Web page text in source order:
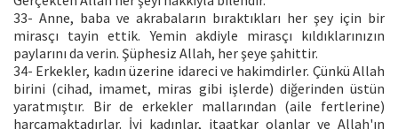
33- Anne, baba ve akrabaların bıraktıkları her şey için bir
mirasçı tayin ettik. Yemin akdiyle mirasçı kıldıklarınızın
paylarını da verin. Şüphesiz Allah, her şeye şahittir.
34- Erkekler, kadın üzerine idareci ve hakimdirler. Çünkü Allah
birini (cihad, imamet, miras gibi işlerde) diğerinden üstün
yaratmıştır. Bir de erkekler mallarından (aile fertlerine)
harcamaktadırlar. İyi kadınlar, itaatkar olanlar ve Allah'ın